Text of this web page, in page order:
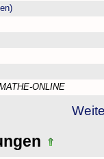
ONLINE